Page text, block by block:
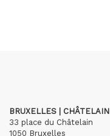
BRUXELLES | CHÂTELAIN
33 place du Châtelain
1050 Bruxelles